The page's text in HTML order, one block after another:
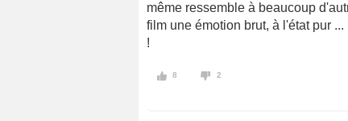
même ressemble à beaucoup
film une émotion brut, à l'état pur
!
8 2